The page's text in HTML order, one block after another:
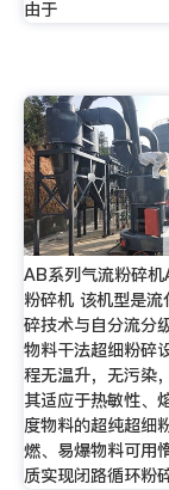
由于
AB系列气流粉碎
粉碎机 该机型是流
碎技术与自分流分
物料干法超细粉碎
程无温升，无污染
其适应于热敏性、
度物料的超纯超细
燃、易爆物料可用
质实现闭路循环粉